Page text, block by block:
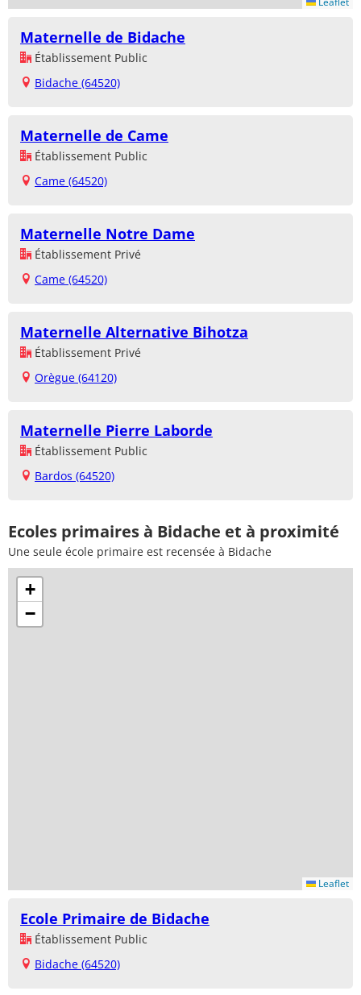
Maternelle de Bidache
Établissement Public
Bidache (64520)
Maternelle de Came
Établissement Public
Came (64520)
Maternelle Notre Dame
Établissement Privé
Came (64520)
Maternelle Alternative Bihotza
Établissement Privé
Orègue (64120)
Maternelle Pierre Laborde
Établissement Public
Bardos (64520)
Ecoles primaires à Bidache et à proximité
Une seule école primaire est recensée à Bidache
+
−
Leaflet
Ecole Primaire de Bidache
Établissement Public
Bidache (64520)